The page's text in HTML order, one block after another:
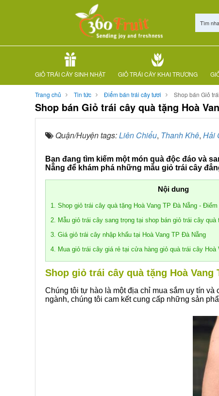
Tìm
GIỎ TRÁI CÂY SINH NHẬT GIỎ TRÁI CÂY KHAI TRƯƠNG
Trang chủ Tin tức Điểm bán trái cây tươi Shop bán Giỏ
Shop bán Giỏ trái cây quà tặng Hoà
Quận/Huyện tags:Liên Chiểu, Thanh Khê, Hải
Bạn đang tìm kiếm một món quà độc đáo và
Nẵng để khám phá những mẫu giỏ trái cây
Nội dung
1. Shop giỏ trái cây quà tặng Hoà Vang TP Đà Nẵng -
2. Mẫu giỏ trái cây sang trọng tại shop bán giỏ trái cây quà
3. Giá giỏ trái cây nhập khẩu tại Hoà Vang TP Đà Nẵng
4. Mua giỏ trái cây giá rẻ tại cửa hàng giỏ quà trái cây Hoà
Shop giỏ trái cây quà tặng Hoà
Chúng tôi tự hào là một địa chỉ mua sắm uy tín
ngành, chúng tôi cam kết cung cấp những sản